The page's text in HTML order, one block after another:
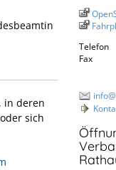
in deren
sich
Telefon
Fax